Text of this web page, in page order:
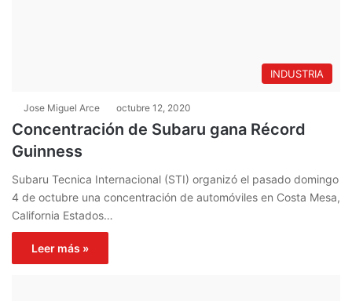
INDUSTRIA
Jose Miguel Arce octubre 12, 2020
Concentración de Subaru gana Récord
Guinness
Subaru Tecnica Internacional (STI) organizó el pasado domingo
4 de octubre una concentración de automóviles en Costa Mesa,
California Estados…
Leer más »